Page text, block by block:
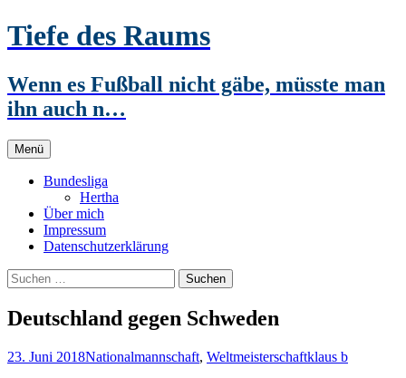
Zum
Inhalt
Tiefe des Raums
Wenn es Fußball nicht gäbe, müsste man
ihn auch n…
Menü
Bundesliga
Hertha
Über mich
Impressum
Datenschutzerklärung
Suchen
nach:
Deutschland gegen Schweden
23. Juni 2018Nationalmannschaft, Weltmeisterschaftklaus b